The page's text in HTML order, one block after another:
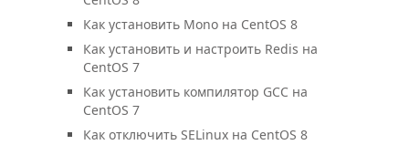
Как установить Mono на CentOS 8
Как установить и настроить Redis на
CentOS 7
Как установить компилятор GCC на
CentOS 7
Как отключить SELinux на CentOS 8